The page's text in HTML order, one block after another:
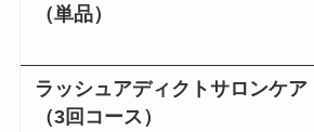
（単品）
ラッシュアディクトサロンケア
（3回コース）